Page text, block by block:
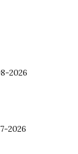
2026
2026